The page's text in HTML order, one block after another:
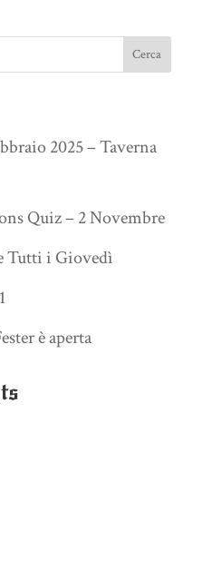
2025 – Taverna
Quiz – 2 Novembre
Tutti i Giovedì
è aperta